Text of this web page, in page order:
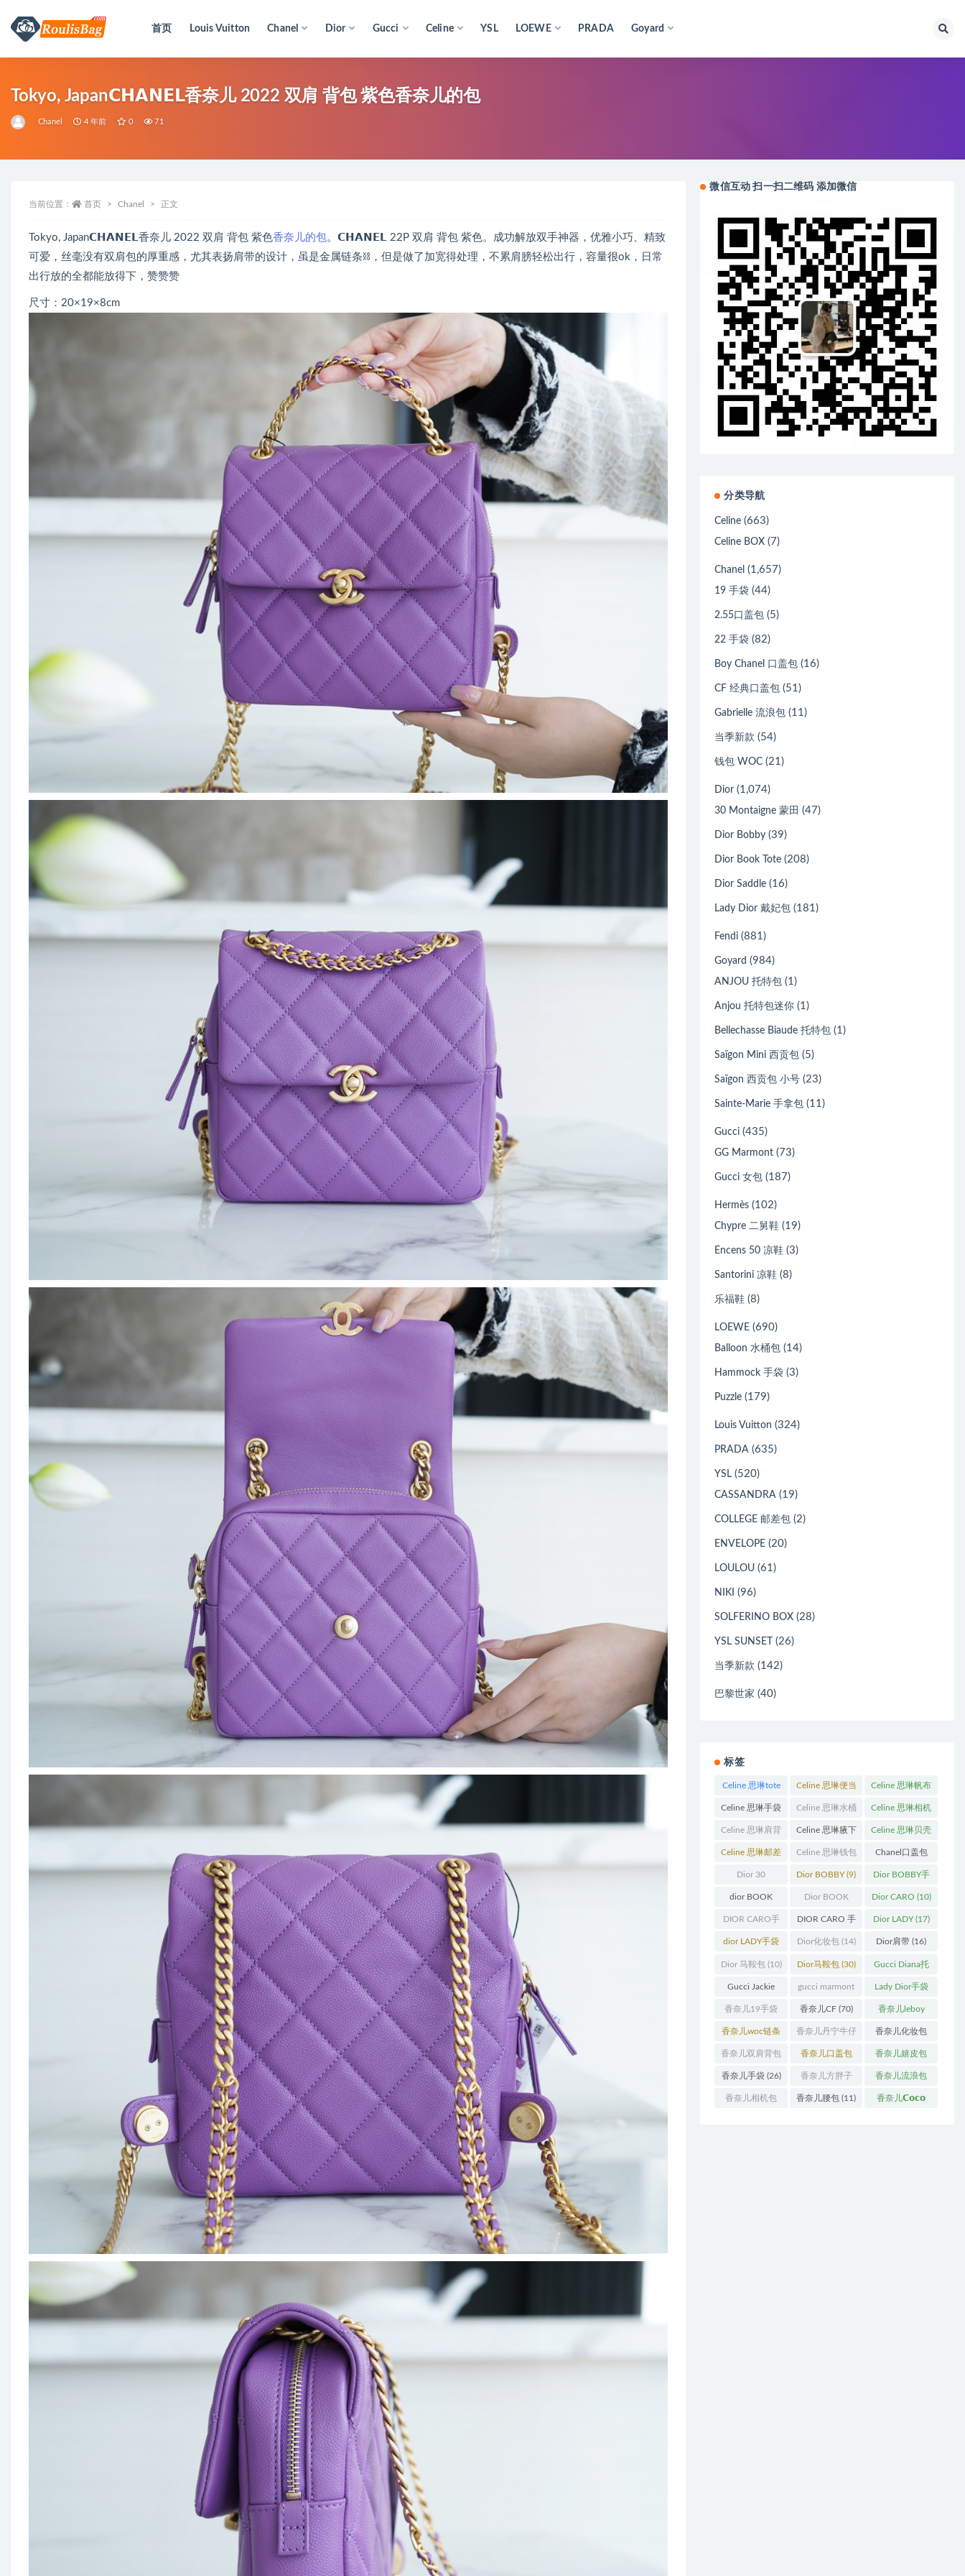
首页 Louis Vuitton Chanel Dior Gucci Celine YSL LOEWE PRADA Goyard
Tokyo, Japan𝗖𝗛𝗔𝗡𝗘𝗟香奈儿 2022 双肩 背包 紫色香奈儿的包
Chanel 4 年前 0 71
当前位置： 首页 Chanel 正文
Tokyo, Japan𝗖𝗛𝗔𝗡𝗘𝗟香奈儿 2022 双肩 背包 紫色香奈儿的包。𝗖𝗛𝗔𝗡𝗘𝗟 22P 双肩 背包 紫色。成功解放双手神器，优雅小巧、精致
可爱，丝毫没有双肩包的厚重感，尤其表扬肩带的设计，虽是金属链条⛓️，但是做了加宽得处理，不累肩膀轻松出行，容量很ok，日常
出行放的全都能放得下，赞赞赞
尺寸：20×19×8cm
微信互动 扫一扫二维码 添加微信
分类导航
Celine (663)
Celine BOX (7)
Chanel (1,657)
19 手袋 (44)
2.55口盖包 (5)
22 手袋 (82)
Boy Chanel 口盖包 (16)
CF 经典口盖包 (51)
Gabrielle 流浪包 (11)
当季新款 (54)
钱包 WOC (21)
Dior (1,074)
30 Montaigne 蒙田 (47)
Dior Bobby (39)
Dior Book Tote (208)
Dior Saddle (16)
Lady Dior 戴妃包 (181)
Fendi (881)
Goyard (984)
ANJOU 托特包 (1)
Anjou 托特包迷你 (1)
Bellechasse Biaude 托特包 (1)
Saïgon Mini 西贡包 (5)
Saïgon 西贡包 小号 (23)
Sainte-Marie 手拿包 (11)
Gucci (435)
GG Marmont (73)
Gucci 女包 (187)
Hermès (102)
Chypre 二舅鞋 (19)
Encens 50 凉鞋 (3)
Santorini 凉鞋 (8)
乐福鞋 (8)
LOEWE (690)
Balloon 水桶包 (14)
Hammock 手袋 (3)
Puzzle (179)
Louis Vuitton (324)
PRADA (635)
YSL (520)
CASSANDRA (19)
COLLEGE 邮差包 (2)
ENVELOPE (20)
LOULOU (61)
NIKI (96)
SOLFERINO BOX (28)
YSL SUNSET (26)
当季新款 (142)
巴黎世家 (40)
标签
Celine 思琳tote
包 (23)
Celine 思琳便当
包 (14)
Celine 思琳帆布
包 (18)
Celine 思琳手袋
(250)
Celine 思琳水桶
包 (55)
Celine 思琳相机
包 (11)
Celine 思琳肩背
包 (12)
Celine 思琳腋下
包 (10)
Celine 思琳贝壳
包(12)
Celine 思琳邮差
包(13)
Celine 思琳钱包
(10)
Chanel口盖包
(13)
Dior 30
Montaigne 蒙田
(31)
Dior BOBBY(9) Dior BOBBY手
袋(26)
dior BOOK
TOTE(12)
Dior BOOK
TOTE手袋(163)
Dior CARO (10)
DIOR CARO手
袋(11)
DIOR CARO 手
袋(31)
Dior LADY(17)
dior LADY手袋
(70)
Dior化妆包(14) Dior肩带 (16)
Dior 马鞍包(10) Dior马鞍包(30) Gucci Diana托
特包(11)
Gucci Jackie
(11)
gucci marmont
系列(19)
Lady Dior手袋
(51)
香奈儿19手袋
(27)
香奈儿CF(70) 香奈儿leboy
(13)
香奈儿woc链条
包 (11)
香奈儿丹宁牛仔
(12)
香奈儿化妆包
(13)
香奈儿双肩背包
(13)
香奈儿口盖包
(55)
香奈儿嬉皮包
(10)
香奈儿手袋(26) 香奈儿方胖子
(11)
香奈儿流浪包
(10)
香奈儿相机包 香奈儿腰包 (11) 香奈儿𝗖𝗼𝗰𝗼